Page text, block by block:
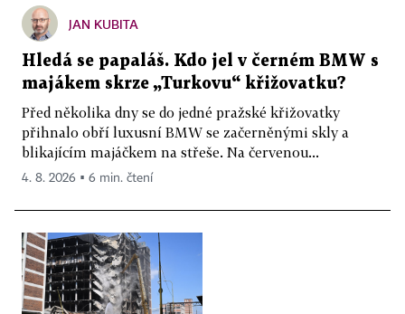
JAN KUBITA
Hledá se papaláš. Kdo jel v černém BMW s
majákem skrze „Turkovu“ křižovatku?
Před několika dny se do jedné pražské křižovatky
přihnalo obří luxusní BMW se začerněnými skly a
blikajícím majáčkem na střeše. Na červenou...
4. 8. 2026 ▪ 6 min. čtení